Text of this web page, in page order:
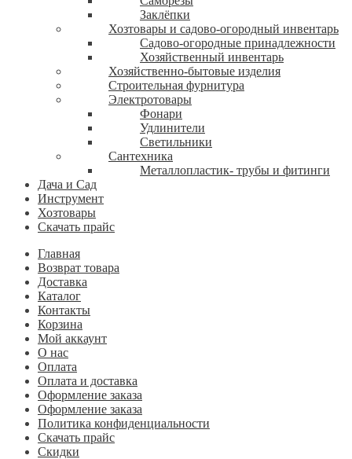
Заклёпки
Хозтовары и садово-огородный инвентарь
Садово-огородные принадлежности
Хозяйственный инвентарь
Хозяйственно-бытовые изделия
Строительная фурнитура
Электротовары
Фонари
Удлинители
Светильники
Сантехника
Металлопластик- трубы и фитинги
Дача и Сад
Инструмент
Хозтовары
Скачать прайс
Главная
Возврат товара
Доставка
Каталог
Контакты
Корзина
Мой аккаунт
О нас
Оплата
Оплата и доставка
Оформление заказа
Оформление заказа
Политика конфиденциальности
Скачать прайс
Скидки